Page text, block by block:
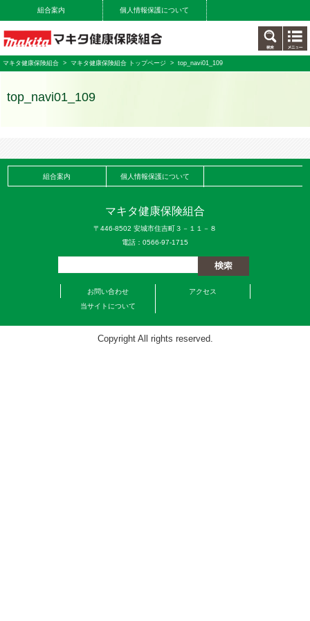
組合案内 個人情報保護について
マキタ健康保険組合 > マキタ健康保険組合 トップページ > top_navi01_109
top_navi01_109
組合案内 個人情報保護について
マキタ健康保険組合
〒446-8502 安城市住吉町３－１１－８
電話：0566-97-1715
お問い合わせ
アクセス
当サイトについて
Copyright All rights reserved.